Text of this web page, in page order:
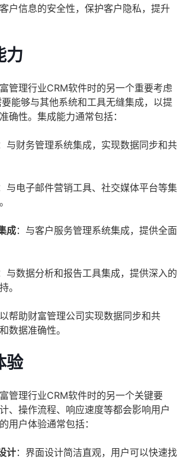
户信息的安全性，保护客户隐私，提升
力
管理行业CRM软件时的另一个重要考虑
能够与其他系统和工具无缝集成，以提
确性。集成能力通常包括：
与财务管理系统集成，实现数据同步和共
与电子邮件营销工具、社交媒体平台等集
成：与客户服务管理系统集成，提供全面
与数据分析和报告工具集成，提供深入的
。
帮助财富管理公司实现数据同步和共
数据准确性。
验
管理行业CRM软件时的另一个关键要
、操作流程、响应速度等都会影响用户
用户体验通常包括：
计：界面设计简洁直观，用户可以快速找